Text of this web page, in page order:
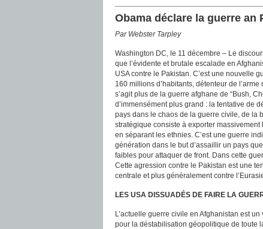
Obama déclare la guerre an
Par Webster Tarpley
Washington DC, le 11 décembre – Le
que l’évidente et brutale escalade en
USA contre le Pakistan. C’est une nouvelle
160 millions d’habitants, détenteur de
s’agit plus de la guerre afghane de “Bush,
d’immensément plus grand : la tentative de
pays dans le chaos de la guerre civile, de la
stratégique consiste à exporter
en séparant les ethnies. C’est une guerre
génération dans le but d’assaillir un pays
faibles pour attaquer de front. Dans cette
Cette agression contre le Pakistan est une
centrale et plus généralement contre
LES USA DISSUADÉS DE FAIRE LA
L’actuelle guerre civile en Afghanistan est
pour la déstabilisation géopolitique de toute